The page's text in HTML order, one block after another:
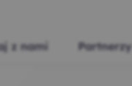
z nami Partnerzy